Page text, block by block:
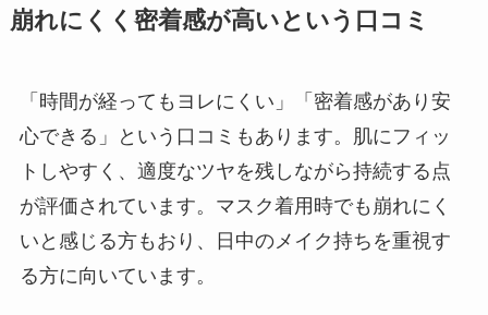
崩れにくく密着感が高いという口コミ
「時間が経ってもヨレにくい」「密着感があり安
心できる」という口コミもあります。肌にフィッ
トしやすく、適度なツヤを残しながら持続する点
が評価されています。マスク着用時でも崩れにく
いと感じる方もおり、日中のメイク持ちを重視す
る方に向いています。